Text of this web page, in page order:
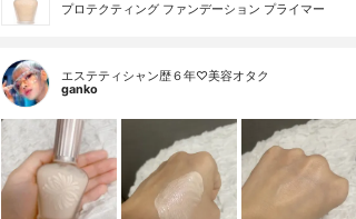
プロテクティング ファンデーション プライマー
エステティシャン歴６年♡美容オタク
ganko